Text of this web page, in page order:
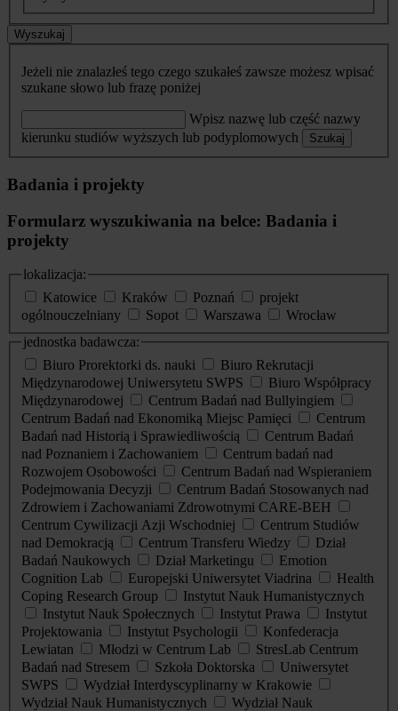
Wyszukaj
Jeżeli nie znalazłeś tego czego szukałeś zawsze możesz wpisać
szukane słowo lub frazę poniżej
Wpisz nazwę lub część nazwy
kierunku studiów wyższych lub podyplomowych
Szukaj
Badania i projekty
Formularz wyszukiwania na belce: Badania i
projekty
lokalizacja:
Katowice
Kraków Poznań
projekt
ogólnouczelniany
Sopot Warszawa
Wrocław
jednostka badawcza:
Biuro Prorektorki ds. nauki
Biuro Rekrutacji
Międzynarodowej Uniwersytetu SWPS
Biuro Współpracy
Międzynarodowej
Centrum Badań nad Bullyingiem
Centrum Badań nad Ekonomiką Miejsc Pamięci
Centrum
Badań nad Historią i Sprawiedliwością
Centrum Badań
nad Poznaniem i Zachowaniem
Centrum badań nad
Rozwojem Osobowości
Centrum Badań nad Wspieraniem
Podejmowania Decyzji
Centrum Badań Stosowanych nad
Zdrowiem i Zachowaniami Zdrowotnymi CARE-BEH
Centrum Cywilizacji Azji Wschodniej
Centrum Studiów
nad Demokracją
Centrum Transferu Wiedzy
Dział
Badań Naukowych
Dział Marketingu
Emotion
Cognition Lab
Europejski Uniwersytet Viadrina
Health
Coping Research Group
Instytut Nauk Humanistycznych
Instytut Nauk Społecznych
Instytut Prawa
Instytut
Projektowania
Instytut Psychologii
Konfederacja
Lewiatan
Młodzi w Centrum Lab
StresLab Centrum
Badań nad Stresem
Szkoła Doktorska
Uniwersytet
SWPS
Wydział Interdyscyplinarny w Krakowie
Wydział Nauk Humanistycznych
Wydział Nauk